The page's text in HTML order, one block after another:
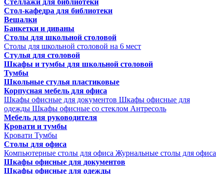
Стеллажи для библиотеки
Стол-кафедра для библиотеки
Вешалки
Банкетки и диваны
Столы для школьной столовой
Столы для школьной столовой на 6 мест
Стулья для столовой
Шкафы и тумбы для школьной столовой
Тумбы
Школьные стулья пластиковые
Корпусная мебель для офиса
Шкафы офисные для документов Шкафы офисные для
одежды Шкафы офисные со стеклом Антресоль
Мебель для руководителя
Кровати и тумбы
Кровати Тумбы
Столы для офиса
Компьютерные столы для офиса Журнальные столы для офиса
Шкафы офисные для документов
Шкафы офисные для одежды